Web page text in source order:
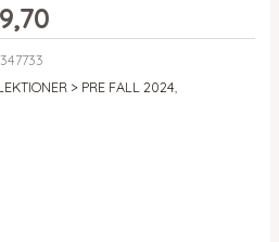
Den
aktuelle
er:> PRE FALL 2024